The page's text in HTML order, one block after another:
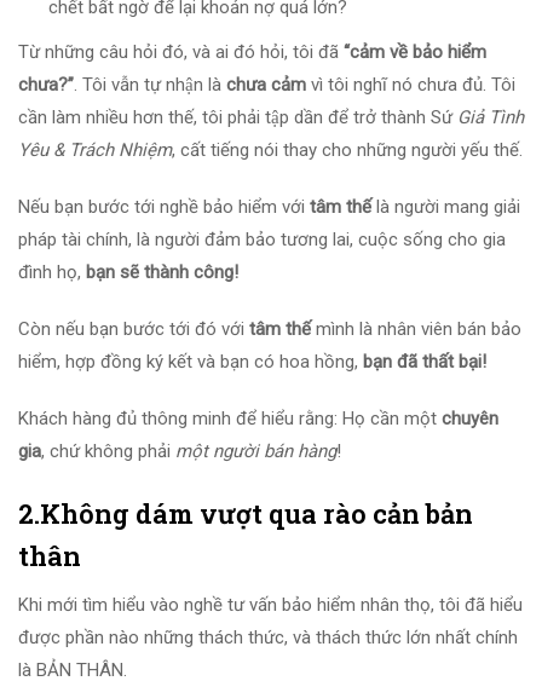
chết bất ngờ để lại khoản nợ quá lớn?
Từ những câu hỏi đó, và ai đó hỏi, tôi đã “cảm về bảo hiểm
chưa?”. Tôi vẫn tự nhận là chưa cảm vì tôi nghĩ nó chưa đủ. Tôi
cần làm nhiều hơn thế, tôi phải tập dần để trở thành Sứ Giả Tình
Yêu & Trách Nhiệm, cất tiếng nói thay cho những người yếu thế.
Nếu bạn bước tới nghề bảo hiểm với tâm thếlà người mang giải
pháp tài chính, là người đảm bảo tương lai, cuộc sống cho gia
đình họ, bạn sẽ thành công!
Còn nếu bạn bước tới đó với tâm thếmình là nhân viên bán bảo
hiểm, hợp đồng ký kết và bạn có hoa hồng, bạn đã thất bại!
Khách hàng đủ thông minh để hiểu rằng: Họ cần một chuyên
gia, chứ không phải một người bán hàng!
2.Không dám vượt qua rào cản bản
thân
Khi mới tìm hiểu vào nghề tư vấn bảo hiểm nhân thọ, tôi đã hiểu
được phần nào những thách thức, và thách thức lớn nhất chính
là BẢN THÂN.